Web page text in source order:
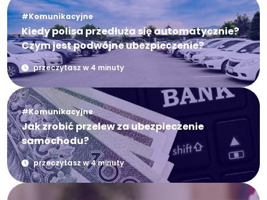
#Komunikacyjne
Kiedy polisa przedłuża się automatycznie?
Czym jest podwójne ubezpieczenie?
przeczytasz w 4 minuty
#Komunikacyjne
Jak zrobić przelew za ubezpieczenie
samochodu?
przeczytasz w 4 minuty